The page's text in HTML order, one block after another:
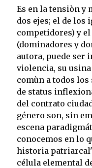
Es en la tensiòn y
dos ejes; el de los
competidores) y
(dominadores y
autora, puede ser
violencia, su
comùn a todos los
de status
del contrato
género son, sin
escena
conocemos en lo
historia
célula elemental